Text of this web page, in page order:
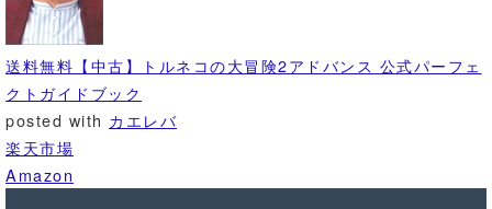
送料無料【中古】トルネコの大冒険2アドバンス 公式パーフェ
クトガイドブック
posted with カエレバ
楽天市場
Amazon